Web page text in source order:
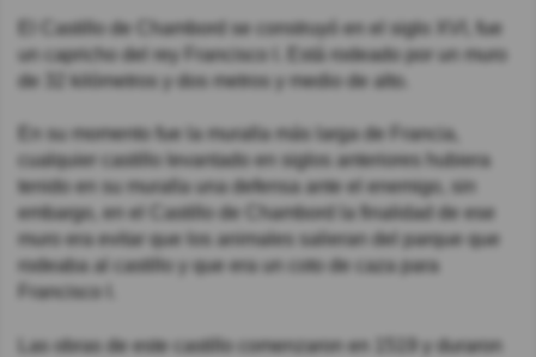
El Castillo de Chambord se construyó en el siglo XVI, fue
un capricho del rey Francisco I. Está rodeado por un muro
de 32 kilómetros y dos metros y medio de alto.
En su momento fue la muralla más larga de Francia,
cualquier castillo levantado en siglos anteriores hubiera
tenido en su muralla una defensa ante el enemigo, sin
embargo, en el Castillo de Chambord la finalidad de ese
muro era evitar que los animales salieran del parque que
rodeaba al castillo y que era un coto de caza para
Francisco I.
Las obras de este castillo comenzaron en 1519 y duraron